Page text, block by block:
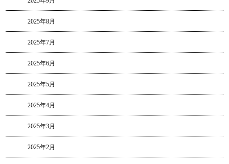
2025年8月
2025年7月
2025年6月
2025年5月
2025年4月
2025年3月
2025年2月